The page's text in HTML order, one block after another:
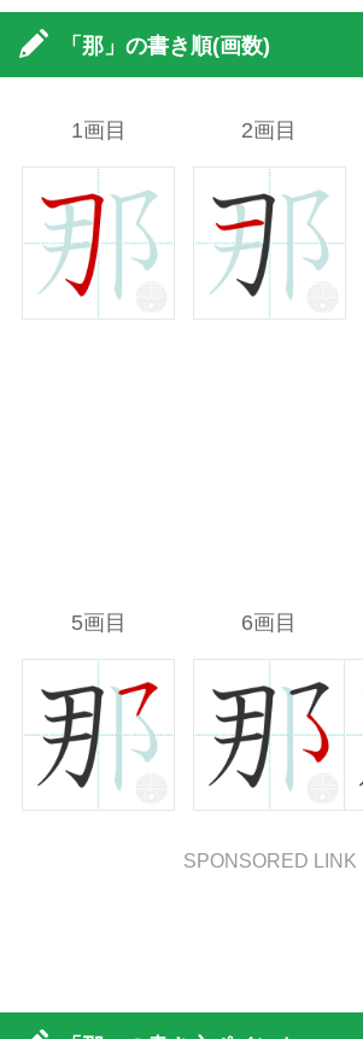
「那」の書き順(画数)
1画目 2画目
5画目 6画目
SPONSORED LINK